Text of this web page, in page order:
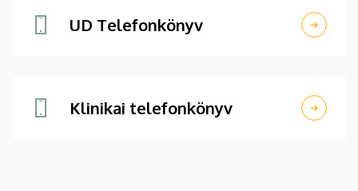
UD Telefonkönyv
Klinikai telefonkönyv